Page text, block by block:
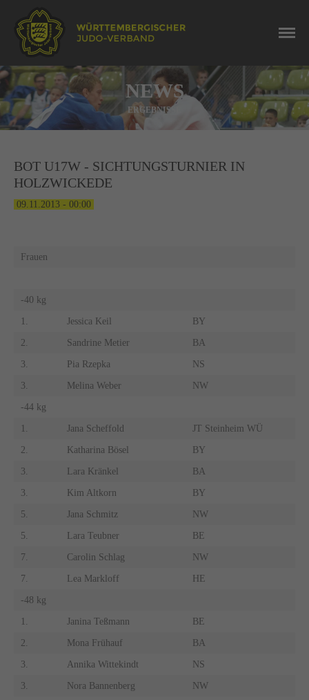
NEWS
ERGEBNISSE
BOT U17W - SICHTUNGSTURNIER IN
HOLZWICKEDE
09.11.2013 - 00:00
Frauen
-40 kg
1. Jessica Keil BY
2. Sandrine Metier BA
3. Pia Rzepka NS
3. Melina Weber NW
-44 kg
1. Jana Scheffold JT Steinheim WÜ
2. Katharina Bösel BY
3. Lara Kränkel BA
3. Kim Altkorn BY
5. Jana Schmitz NW
5. Lara Teubner BE
7. Carolin Schlag NW
7. Lea Markloff HE
-48 kg
1. Janina Teßmann BE
2. Mona Frühauf BA
3. Annika Wittekindt NS
3. Nora Bannenberg NW